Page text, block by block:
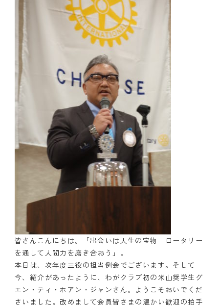
皆さんこんにちは。「出会いは人生の宝物 ロータリー
を通して人間力を磨き合おう」。
本日は、次年度三役の担当例会でございます。そして
今、紹介があったように、わがクラブ初の米山奨学生グ
エン・ティ・ホアン・ジャンさん。ようこそおいでくだ
さいました。改めまして会員皆さまの温かい歓迎の拍手